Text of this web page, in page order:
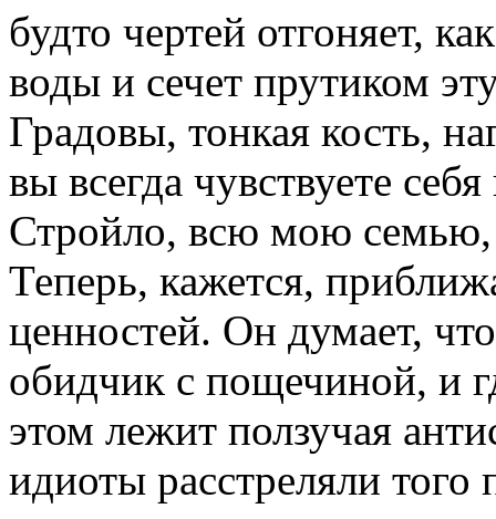
будто чертей отгоняет,
воды и сечет прутиком
Градовы, тонкая кость,
вы всегда чувствуете
Стройло, всю мою семью,
Теперь, кажется,
ценностей. Он думает,
обидчик с пощечиной, и
этом лежит ползучая
идиоты расстреляли